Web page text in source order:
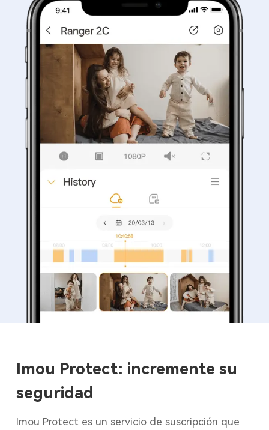
Imou Protect: incremente su
seguridad
Imou Protect es un servicio de suscripción que